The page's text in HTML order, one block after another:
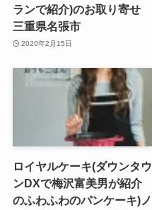
ランで紹介)のお取り寄せ
三重県名張市
2020年2月15日
ロイヤルケーキ(ダウンタウ
ンDXで梅沢富美男が紹介
のふわふわのパンケーキ)ノ